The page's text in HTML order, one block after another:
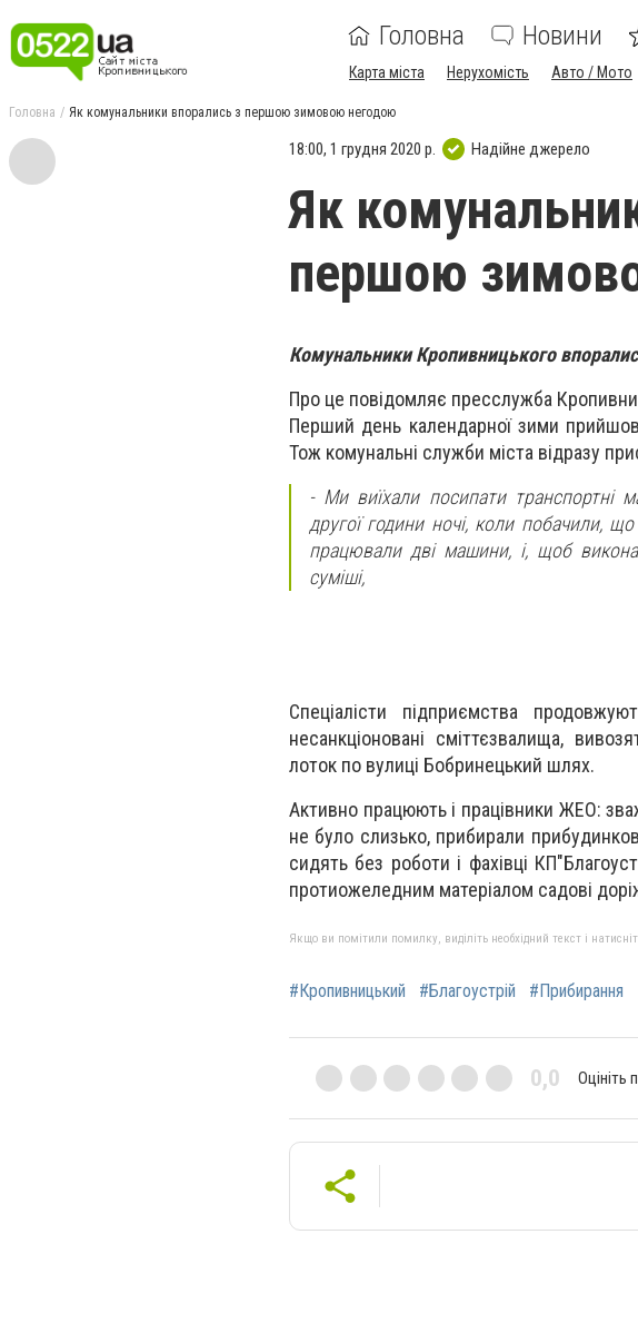
Головна Новини
Карта міста Нерухомість Авто / Мото
Головна Як комунальники впорались з першою зимовою негодою
18:00, 1 грудня 2020 р. Надійне джерело
Як
першою
Комунальники Кропивницького
Про це повідомляє пресслужба
Перший день календарної зими
Тож комунальні служби міста відразу
- Ми виїхали посипати транспортні
другої години ночі, коли побачили,
працювали дві машини, і, щоб
суміші,
Спеціалісти підприємства
несанкціоновані сміттєзвалища,
лоток по вулиці Бобринецький шлях.
Активно працюють і працівники ЖЕО:
не було слизько, прибирали
сидять без роботи і фахівці
протиожеледним матеріалом садові
Якщо ви помітили помилку, виділіть необхідний текст і
#Кропивницький #Благоустрій #Прибирання
0,0 Оцініть